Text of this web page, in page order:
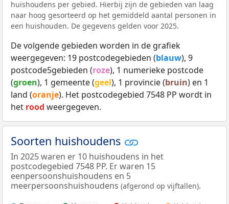
huishoudens per gebied. Hierbij zijn de gebieden van laag
naar hoog gesorteerd op het gemiddeld aantal personen in
een huishouden. De gegevens gelden voor 2025.
De volgende gebieden worden in de grafiek
weergegeven: 19 postcodegebieden (blauw), 9
postcode5gebieden (roze), 1 numerieke postcode
(groen), 1 gemeente (geel), 1 provincie (bruin) en 1
land (oranje). Het postcodegebied 7548 PP wordt in
het rood weergegeven.
Soorten huishoudens
In 2025 waren er 10 huishoudens in het
postcodegebied 7548 PP. Er waren 15
eenpersoonshuishoudens en 5
meerpersoonshuishoudens (afgerond op vijftallen).